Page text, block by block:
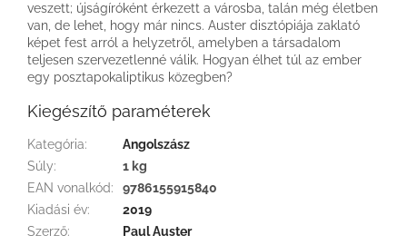
veszett; újságíróként érkezett a városba, talán még életben
van, de lehet, hogy már nincs. Auster disztópiája zaklató
képet fest arról a helyzetről, amelyben a társadalom
teljesen szervezetlenné válik. Hogyan élhet túl az ember
egy posztapokaliptikus közegben?
Kiegészítő paraméterek
Kategória:
Angolszász
Súly:
1 kg
EAN vonalkód:
9786155915840
Kiadási év:
2019
Szerző:
Paul Auster